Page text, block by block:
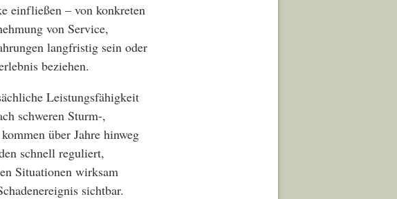
einfließen – von konkreten
von Service,
langfristig sein oder
beziehen.
Leistungsfähigkeit
schweren Sturm-,
über Jahre hinweg
schnell reguliert,
Situationen wirksam
sichtbar.